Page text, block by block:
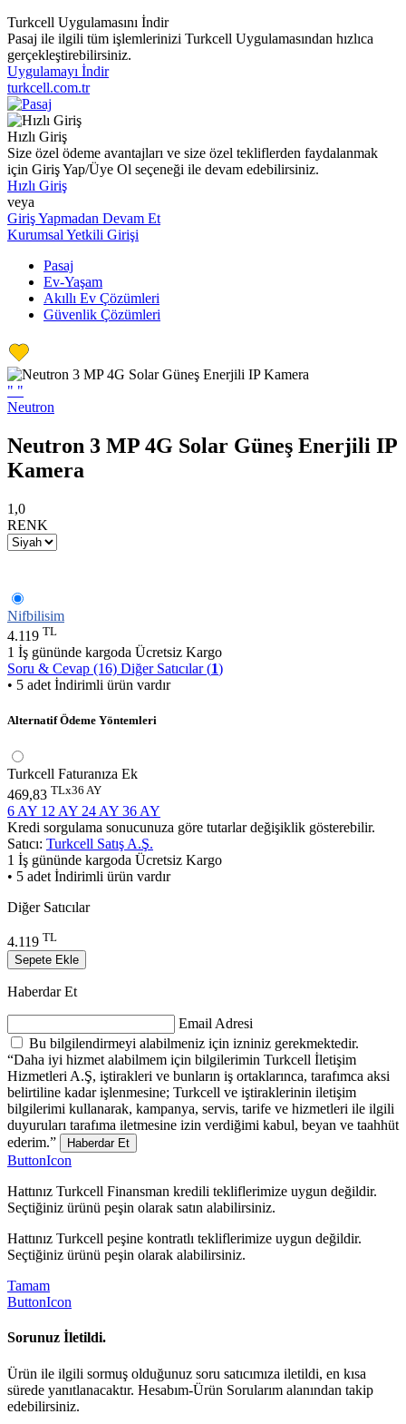
Turkcell Uygulamasını İndir
Pasaj ile ilgili tüm işlemlerinizi Turkcell Uygulamasından hızlıca
gerçekleştirebilirsiniz.
Uygulamayı İndir
turkcell.com.tr
Hızlı Giriş
Size özel ödeme avantajları ve size özel tekliflerden faydalanmak
için Giriş Yap/Üye Ol seçeneği ile devam edebilirsiniz.
Hızlı Giriş
veya
Giriş Yapmadan Devam Et
Kurumsal Yetkili Girişi
Pasaj
Ev-Yaşam
Akıllı Ev Çözümleri
Güvenlik Çözümleri
" "
Neutron
Neutron 3 MP 4G Solar Güneş Enerjili IP
Kamera
1,0
RENK
Nifbilisim
4.119 TL
1 İş gününde kargoda Ücretsiz Kargo
Soru & Cevap (16) Diğer Satıcılar (1)
• 5 adet İndirimli ürün vardır
Alternatif Ödeme Yöntemleri
Turkcell Faturanıza Ek
469,83 TLx36 AY
6 AY 12 AY 24 AY 36 AY
Kredi sorgulama sonucunuza göre tutarlar değişiklik gösterebilir.
Satıcı: Turkcell Satış A.Ş.
1 İş gününde kargoda Ücretsiz Kargo
• 5 adet İndirimli ürün vardır
Diğer Satıcılar
4.119 TL
Sepete Ekle
Haberdar Et
Email Adresi
Bu bilgilendirmeyi alabilmeniz için izniniz gerekmektedir.
“Daha iyi hizmet alabilmem için bilgilerimin Turkcell İletişim
Hizmetleri A.Ş, iştirakleri ve bunların iş ortaklarınca, tarafımca aksi
belirtiline kadar işlenmesine; Turkcell ve iştiraklerinin iletişim
bilgilerimi kullanarak, kampanya, servis, tarife ve hizmetleri ile ilgili
duyuruları tarafıma iletmesine izin verdiğimi kabul, beyan ve taahhüt
ederim.”
Haberdar Et
ButtonIcon
Hattınız Turkcell Finansman kredili tekliflerimize uygun değildir.
Seçtiğiniz ürünü peşin olarak satın alabilirsiniz.
Hattınız Turkcell peşine kontratlı tekliflerimize uygun değildir.
Seçtiğiniz ürünü peşin olarak alabilirsiniz.
Tamam
ButtonIcon
Sorunuz İletildi.
Ürün ile ilgili sormuş olduğunuz soru satıcımıza iletildi, en kısa
sürede yanıtlanacaktır. Hesabım-Ürün Sorularım alanından takip
edebilirsiniz.